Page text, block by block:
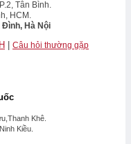
Tân Bình.
HCM.
Đình, Hà Nội
Câu hỏi thường gặp
Khê.
Kiều.